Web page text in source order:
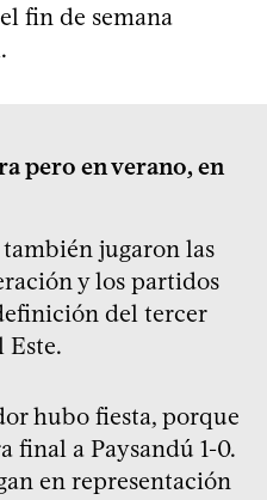
fin de semana
pero en verano, en
también jugaron las
y los partidos
del tercer
Este.
hubo fiesta, porque
final a Paysandú 1-0.
en representación